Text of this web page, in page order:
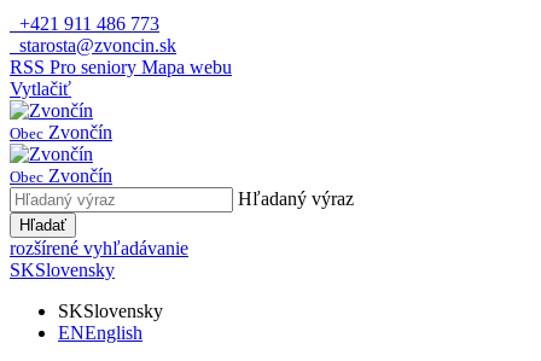
+421 911 486 773
starosta@zvoncin.sk
RSS Pro seniory Mapa webu
Vytlačiť
Obec Zvončín
Obec Zvončín
Hľadaný výraz
Hľadať
rozšírené vyhľadávanie
SKSlovensky
SKSlovensky
ENEnglish